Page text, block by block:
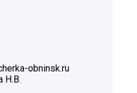
obninsk.ru
Н.В.